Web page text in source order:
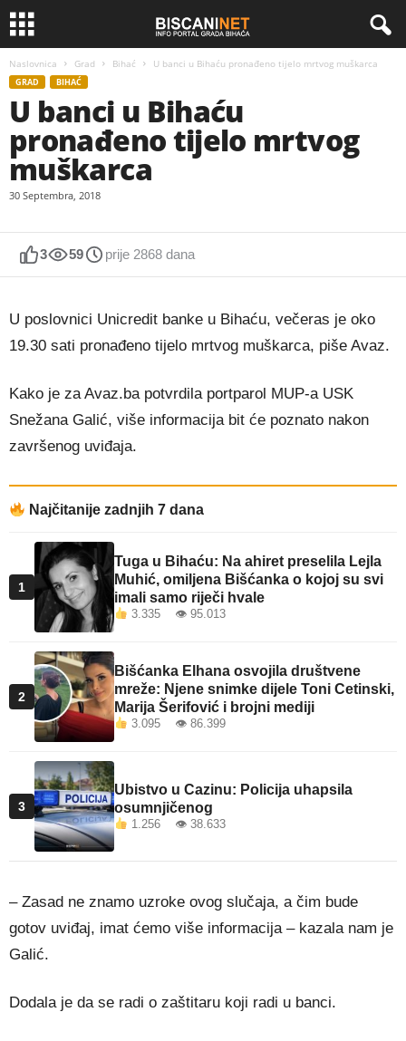
Naslovnica Grad Bihać U banci u Bihaću pronađeno tijelo mrtvog muškarca
GRAD BIHAĆ
U banci u Bihaću
pronađeno tijelo mrtvog
muškarca
30 Septembra, 2018
3 59 prije 2868 dana
U poslovnici Unicredit banke u Bihaću, večeras je oko
19.30 sati pronađeno tijelo mrtvog muškarca, piše Avaz.
Kako je za Avaz.ba potvrdila portparol MUP-a USK
Snežana Galić, više informacija bit će poznato nakon
završenog uviđaja.
Najčitanije zadnjih 7 dana
1
Tuga u Bihaću: Na ahiret preselila Lejla
Muhić, omiljena Bišćanka o kojoj su svi
imali samo riječi hvale
3.335 👁 95.013
2
Bišćanka Elhana osvojila društvene
mreže: Njene snimke dijele Toni Cetinski,
Marija Šerifović i brojni mediji
3.095 👁 86.399
3
Ubistvo u Cazinu: Policija uhapsila
osumnjičenog
1.256 👁 38.633
– Zasad ne znamo uzroke ovog slučaja, a čim bude
gotov uviđaj, imat ćemo više informacija – kazala nam je
Galić.
Dodala je da se radi o zaštitaru koji radi u banci.